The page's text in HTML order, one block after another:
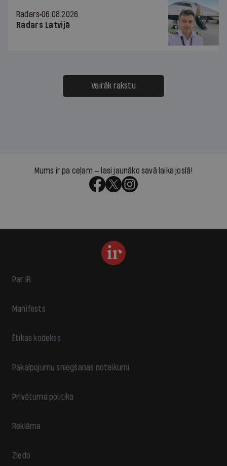
Radars 06.08.2026.
Radars Latvijā
Vairāk rakstu
Mums ir pa ceļam — lasi jaunāko savā laika joslā!
Par IR
Manifests
Ētikas kodekss
Pakalpojumu sniegšanas noteikumi
Privātuma politika
Reklāma
Ziedo